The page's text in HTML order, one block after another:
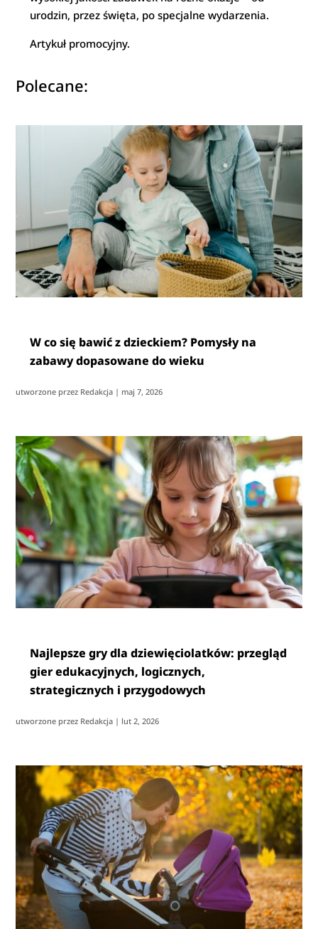
urodzin, przez święta, po specjalne wydarzenia.
Artykuł promocyjny.
Polecane:
W co się bawić z dzieckiem? Pomysły na
zabawy dopasowane do wieku
utworzone przez Redakcja | maj 7, 2026
Najlepsze gry dla dziewięciolatków: przegląd
gier edukacyjnych, logicznych,
strategicznych i przygodowych
utworzone przez Redakcja | lut 2, 2026